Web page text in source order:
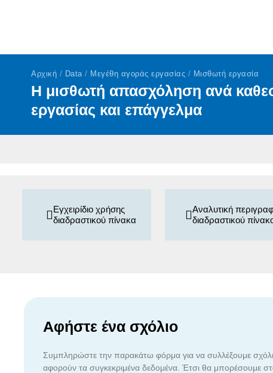
Αρχική / Data/ Μεγέθη αγοράς εργασίας / Μισθωτή εργασία
Η μισθωτή απασχόληση ανά
εργασίας και επάγγελμα
Εγχειρίδιο χρήσης
διαδραστικού πίνακα
Αναλυτική
διαδραστικού
Αφήστε ένα σχόλιο
Συμπληρώστε την παρακάτω φόρμα για να συλλέξουμε
αφορούν τα συγκεκριμένα δεδομένα. Έτσι θα μπορέσουμε